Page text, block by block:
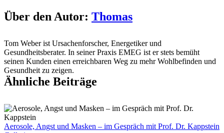
erhält
die
Gates-
Stiftung
über
600
Millionen
Euro
|
Über den Autor: Thomas
Tom Weber ist Ursachenforscher, Energetiker und
Gesundheitsberater. In seiner Praxis EMEG ist er stets bemüht
seinen Kunden einen erreichbaren Weg zu mehr Wohlbefinden und
Gesundheit zu zeigen.
Ähnliche Beiträge
Aerosole, Angst und Masken – im Gespräch mit Prof. Dr. Kappstein